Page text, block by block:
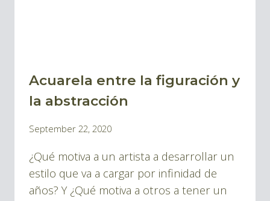
BLOG
|
ACUARELAS
Acuarela entre la figuración y
la abstracción
By
Montes
September 22, 2020
¿Qué motiva a un artista a desarrollar un
estilo que va a cargar por infinidad de
años? Y ¿Qué motiva a otros a tener un